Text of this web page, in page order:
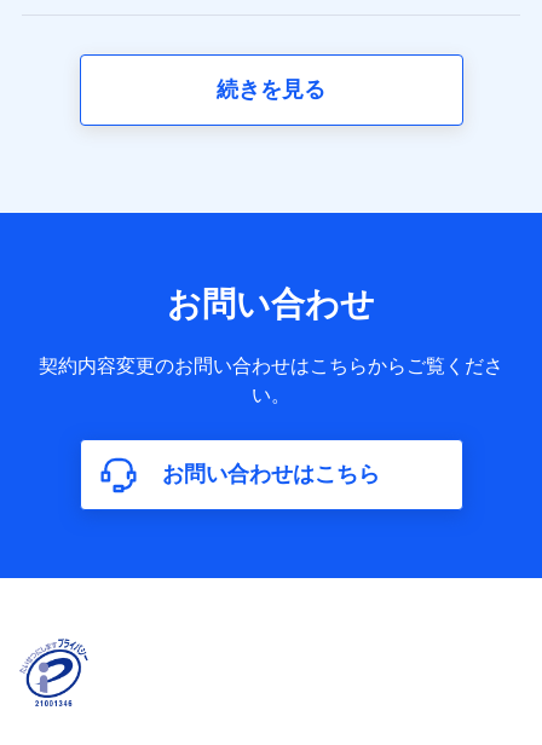
会社NTTドコモが提供する各種サービスのご契約状態・ご利
ーション利用時の行動に関する情報、購入されたサービスや
商品の名称・購入場所・決済に関する情報、アンケートの回
答に関する情報などが含まれます。
保険関連サービス情報
た情報（氏名、住所、生年月日、性別、保険契約者と被保険
の構造や築年数などの情報、ペットの種類や年齢など）及び
お客様との応対記録 （お客様に提示した比較見積の試算結
歴の情報及び保険の更改案内等を提供した際のメール内容や
送信履歴などの情報）が含まれます。
約に関する情報。例として、保険契約者及び被保険者の氏
名、住所、生年月日、性別、保険契約者と被保険者の関係、
保険加入の目的、保険商品の内容、保険料、保険料のお支払
方法、車のメーカーや走行距離などの情報、建物の構造や築
当社
株式会社NTTドコモ
【利用する者の利用目的】
続きを見る
お問い合わせ
契約内容変更のお問い合わせはこちらからご覧くださ
い。
お問い合わせはこちら